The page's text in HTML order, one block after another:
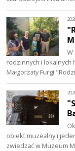
W
rodzinnych i lokalnych
Małgorzaty Furgi
obiekt muzealny i
zwiedzać w Muzeum